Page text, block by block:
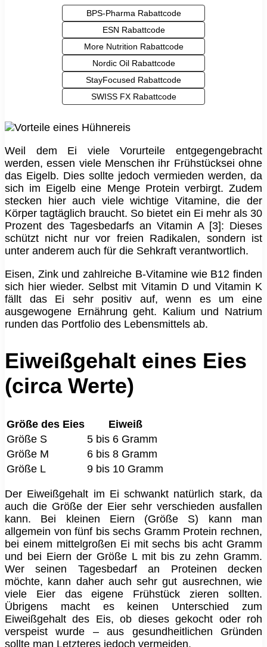
BPS-Pharma Rabattcode
ESN Rabattcode
More Nutrition Rabattcode
Nordic Oil Rabattcode
StayFocused Rabattcode
SWISS FX Rabattcode
Weil dem Ei viele Vorurteile entgegengebracht
werden, essen viele Menschen ihr Frühstücksei ohne
das Eigelb. Dies sollte jedoch vermieden werden, da
sich im Eigelb eine Menge Protein verbirgt. Zudem
stecken hier auch viele wichtige Vitamine, die der
Körper tagtäglich braucht. So bietet ein Ei mehr als 30
Prozent des Tagesbedarfs an Vitamin A [3]: Dieses
schützt nicht nur vor freien Radikalen, sondern ist
unter anderem auch für die Sehkraft verantwortlich.
Eisen, Zink und zahlreiche B-Vitamine wie B12 finden
sich hier wieder. Selbst mit Vitamin D und Vitamin K
fällt das Ei sehr positiv auf, wenn es um eine
ausgewogene Ernährung geht. Kalium und Natrium
runden das Portfolio des Lebensmittels ab.
Eiweißgehalt eines Eies
(circa Werte)
Größe des Eies
Eiweiß
Größe S
5 bis 6 Gramm
Größe M
6 bis 8 Gramm
Größe L
9 bis 10 Gramm
Der Eiweißgehalt im Ei schwankt natürlich stark, da
auch die Größe der Eier sehr verschieden ausfallen
kann. Bei kleinen Eiern (Größe S) kann man
allgemein von fünf bis sechs Gramm Protein rechnen,
bei einem mittelgroßen Ei mit sechs bis acht Gramm
und bei Eiern der Größe L mit bis zu zehn Gramm.
Wer seinen Tagesbedarf an Proteinen decken
möchte, kann daher auch sehr gut ausrechnen, wie
viele Eier das eigene Frühstück zieren sollten.
Übrigens macht es keinen Unterschied zum
Eiweißgehalt des Eis, ob dieses gekocht oder roh
verspeist wurde – aus gesundheitlichen Gründen
sollte man Letzteres jedoch vermeiden.